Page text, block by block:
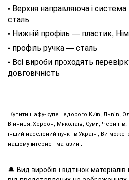
• Верхня направляюча і
сталь
• Нижній профіль — пластик,
• профіль ручка — сталь
• Всі вироби проходять
довговічність
Купити шафу-купе недорого Київ, Львів,
Вінниця, Херсон, Миколаїв, Суми,
інший населений пункт в Україні, Ви
нашому інтернет-магазині.
🔔 Вид виробів і відтінок